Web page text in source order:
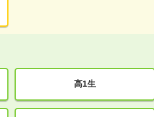
高1生